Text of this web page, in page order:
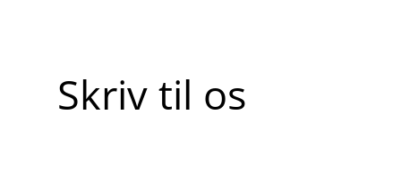
Skriv til os